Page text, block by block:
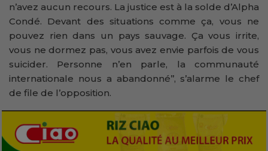
n’avez aucun recours. La justice est à la solde d’Alpha
Condé. Devant des situations comme ça, vous ne
pouvez rien dans un pays sauvage. Ça vous irrite,
vous ne dormez pas, vous avez envie parfois de vous
suicider. Personne n’en parle, la communauté
internationale nous a abandonné’’, s’alarme le chef
de file de l’opposition.